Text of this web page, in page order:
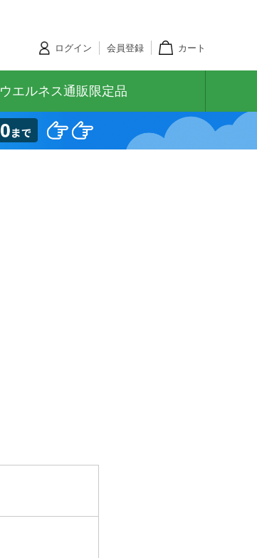
ログイン 会員登録 カート
ウエルネス通販限定品